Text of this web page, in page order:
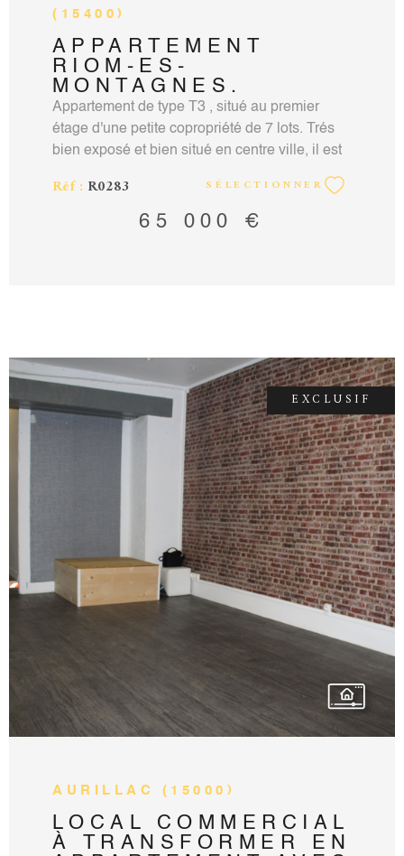
(15400)
APPARTEMENT
RIOM-ES-
MONTAGNES.
Appartement de type T3 , situé au premier
étage d'une petite copropriété de 7 lots. Trés
bien exposé et bien situé en centre ville, il est
manger avec cheminée en pierres, 2 chambres
avec placards (dont une avec un point d'eau).
procédures en cours. Plus de photos sur notre
site www.accord-immobilier15.com Honoraires
à la charge des vendeurs. Contact Cédric
DUMAS Tél: 06.68.91.79.61 Mail:
dumas.accord.immobilier@gmail.com Agent
commercial indépendant N° 908 172 331
Réf : R0283 SÉLECTIONNER
65 000 €
AURILLAC (15000)
LOCAL COMMERCIAL
À TRANSFORMER EN
EXCLUSIF
VOIR LE BIEN